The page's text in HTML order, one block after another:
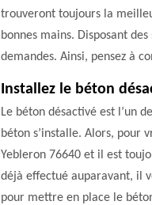
trouveront toujours la
bonnes mains. Disposant
demandes. Ainsi, pensez à
Installez le béton
Le béton désactivé est l’un
béton s’installe. Alors, pour
Yebleron 76640 et il est
déjà effectué auparavant, il
pour mettre en place le